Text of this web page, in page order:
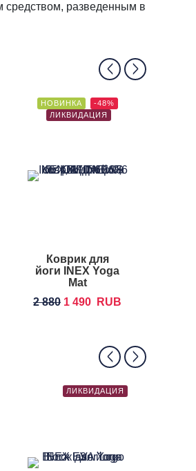
средством, разведенным в
НОВИНКА
-48%
ЛИКВИДАЦИЯ
Коврик для
йоги INEX Yoga
Mat
2 880 1 490 RUB
ЛИКВИДАЦИЯ